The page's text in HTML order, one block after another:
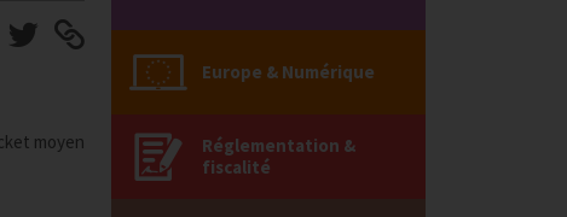
moyen
Europe & Numérique
Réglementation &
fiscalité